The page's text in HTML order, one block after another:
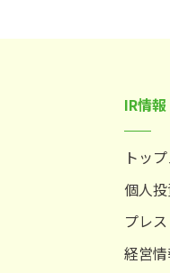
IR情報
トッ
個人
プレ
経営